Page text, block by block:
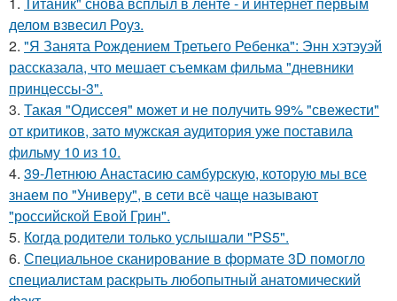
делом взвесил Роуз.
2. "Я Занята Рождением Третьего Ребенка": Энн хэтэуэй
рассказала, что мешает съемкам фильма "дневники
принцессы-3".
3. Такая "Одиссея" может и не получить 99% "свежести"
от критиков, зато мужская аудитория уже поставила
фильму 10 из 10.
4. 39-Летнюю Анастасию самбурскую, которую мы все
знаем по "Универу", в сети всё чаще называют
"российской Евой Грин".
5. Когда родители только услышали "PS5".
6. Специальное сканирование в формате 3D помогло
специалистам раскрыть любопытный анатомический